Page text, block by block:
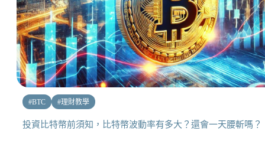
#BTC #理財教學
投資比特幣前須知，比特幣波動率有多大？還會一天腰斬嗎？